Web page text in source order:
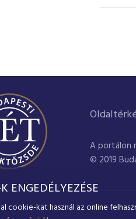
A portálon
© 2019
ENGEDÉLYEZÉSE
cookie-kat használ az online